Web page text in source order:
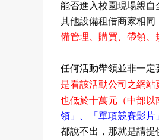
能否進入校園現場親
其他設備租借商家相同
備管理 、購買 、帶領
任何活動帶領並非一定
是看該活動公司 之網站
也低於十萬元
（中部以
領 」 「 單項競賽影片
都說不出，那就是請提